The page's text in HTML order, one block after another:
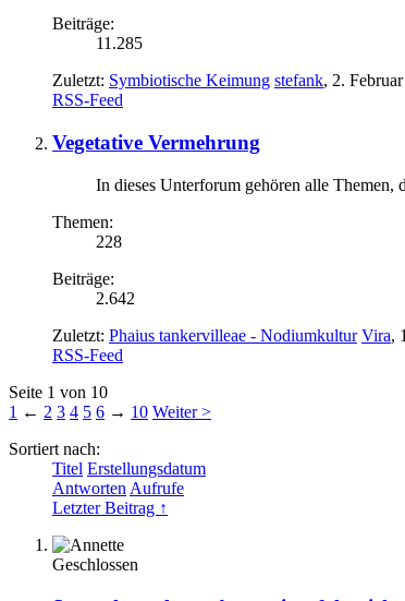
Beiträge:
11.285
Zuletzt: Symbiotische Keimung stefank, 2.
RSS-Feed
Vegetative Vermehrung
In dieses Unterforum gehören alle
Themen:
228
Beiträge:
2.642
Zuletzt: Phaius tankervilleae - Nodiumkultur Vira,
RSS-Feed
Seite 1 von 10
1 ← 2 3 4 5 6 → 10 Weiter >
Sortiert nach:
Titel Erstellungsdatum
Antworten Aufrufe
Letzter Beitrag ↑
Geschlossen